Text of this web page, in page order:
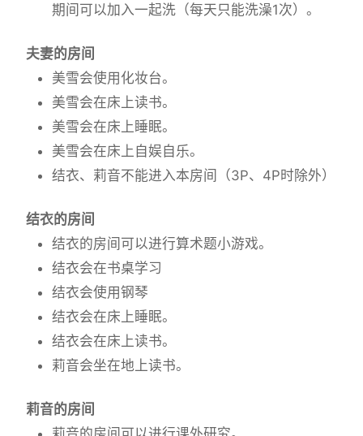
期间可以加入一起洗（每天只能洗澡1次）。
夫妻的房间
美雪会使用化妆台。
美雪会在床上读书。
美雪会在床上睡眠。
美雪会在床上自娱自乐。
结衣、莉音不能进入本房间（3P、4P时除外）
结衣的房间
结衣的房间可以进行算术题小游戏。
结衣会在书桌学习
结衣会使用钢琴
结衣会在床上睡眠。
结衣会在床上读书。
莉音会坐在地上读书。
莉音的房间